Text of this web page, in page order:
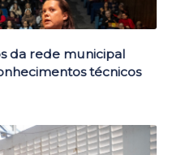
da rede municipal
técnicos